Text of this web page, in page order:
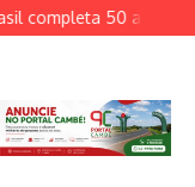
completa 50 anos e